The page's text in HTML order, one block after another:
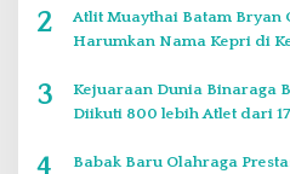
2
Atlit Muaythai Batam Bryan
Harumkan Nama Kepri di
3
Kejuaraan Dunia Binaraga
Diikuti 800 lebih Atlet dari
Babak Baru Olahraga